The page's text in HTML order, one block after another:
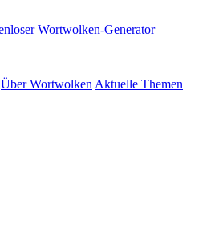
Über Wortwolken Aktuelle Themen